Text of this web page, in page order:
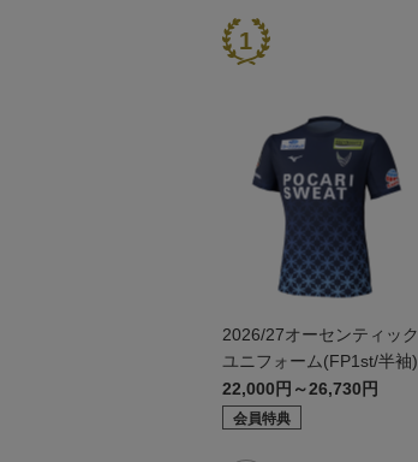
2026/27オーセンティック
ユニフォーム(FP1st/半袖)
22,000円～26,730円
会員特典